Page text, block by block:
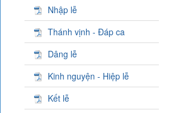
Nhập lễ
Thánh vịnh - Đáp ca
Dâng lễ
Kinh nguyện - Hiệp lễ
Kết lễ